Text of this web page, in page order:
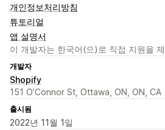
개인정보처리방침
튜토리얼
앱 설명서
이 개발자는 한국어(으)로 직접 지원을
개발자
Shopify
151 O’Connor St, Ottawa, ON, ON, CA
출시됨
2022년 11월 1일